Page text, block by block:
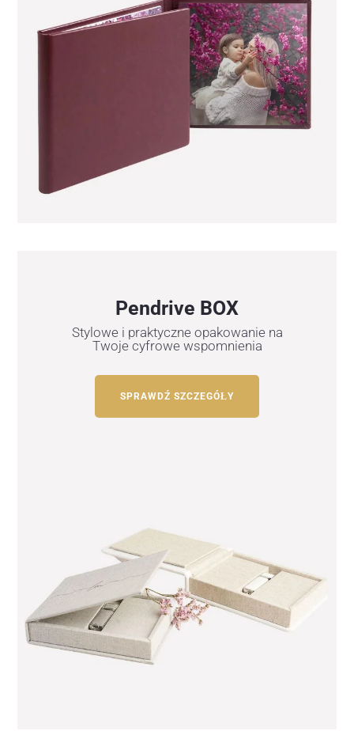
Pendrive BOX
Stylowe i praktyczne opakowanie na
Twoje cyfrowe wspomnienia
SPRAWDŹ SZCZEGÓŁY